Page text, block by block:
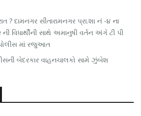
દામનગર સીતારામનગર પ્રા.શા નં -૪ ના
ની વિધાર્થીની સાથે અમાનુષી વર્તન અંગે ટી પી
માં રજુઆત
બેદરકાર વાહનચાલકો સામે ઝુંબેશ